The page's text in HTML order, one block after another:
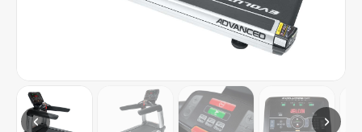
hasta
$1,239,900
tiene
múltiples
se
pueden
elegir
‹ ›